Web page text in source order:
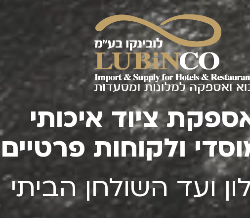
ציוד איכותי
ולקוחות פרטיים
ועד השולחן הביתי